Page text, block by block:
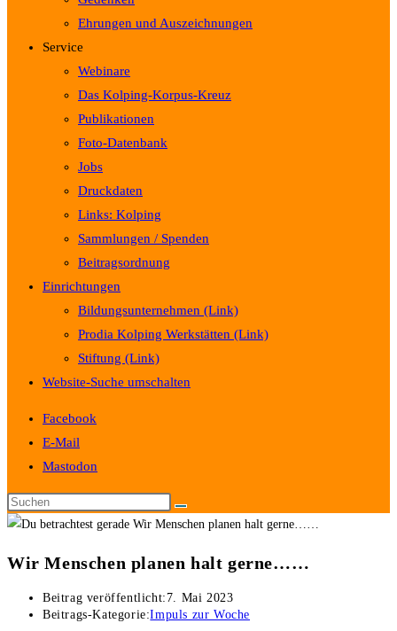
Ehrungen und Auszeichnungen
Service
Webinare
Das Kolping-Korpus-Kreuz
Publikationen
Foto-Datenbank
Jobs
Druckdaten
Links: Kolping
Sammlungen / Spenden
Beitragsordnung
Einrichtungen
Bildungsunternehmen (Link)
Prodia Kolping Werkstätten (Link)
Stiftung (Link)
Website-Suche umschalten
Facebook
E-Mail
Mastodon
Wir Menschen planen halt gerne……
Beitrag veröffentlicht: 7. Mai 2023
Beitrags-Kategorie:Impuls zur Woche